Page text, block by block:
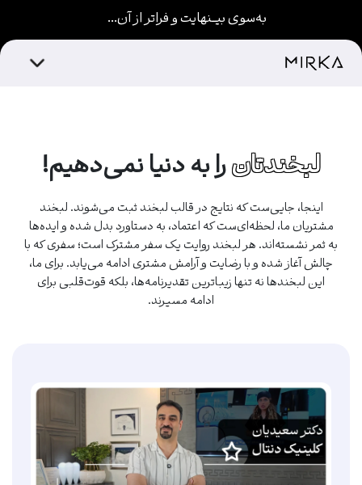
به‌سوی بیـــنهایت و فراتر از آن...
لبخندتانرا به دنیا نمی‌دهیم!
اینجا، جایی‌ست که نتایج در قالب لبخند ثبت می‌شوند. لبخند
مشتریان ما، لحظه‌ای‌ست که اعتماد، به دستاورد بدل شده و ایده‌ها
به ثمر نشسته‌اند. هر لبخند روایت یک سفر مشترک است؛ سفری که با
چالش آغاز شده و با رضایت و آرامش مشتری ادامه می‌یابد. برای ما،
این لبخندها نه تنها زیباترین تقدیرنامه‌ها، بلکه قوت‌قلبی برای
ادامه مسیرند.